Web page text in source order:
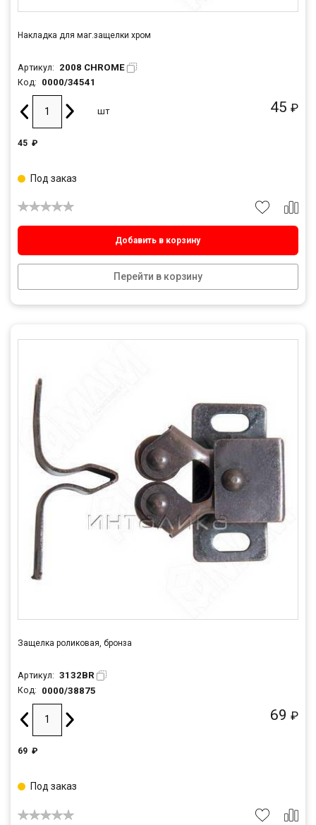
Накладка для маг.защелки хром
Артикул: 2008 CHROME
Код: 0000/34541
45 ₽
шт
45 ₽
Добавить в корзину
Перейти в корзину
Под заказ
Защелка роликовая, бронза
Артикул: 3132BR
Код: 0000/38875
69 ₽
69 ₽
Под заказ